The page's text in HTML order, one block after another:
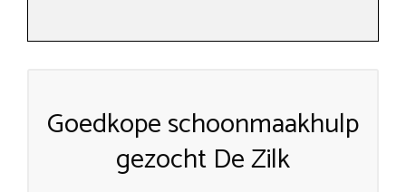
Goedkope schoonmaakhulp
gezocht De Zilk